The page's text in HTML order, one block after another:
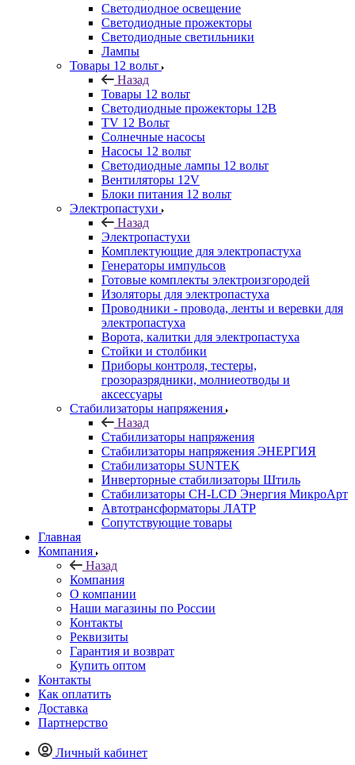
Светодиодное освещение
Светодиодные прожекторы
Светодиодные светильники
Лампы
Товары 12 вольт
Назад
Товары 12 вольт
Светодиодные прожекторы 12В
TV 12 Вольт
Солнечные насосы
Насосы 12 вольт
Светодиодные лампы 12 вольт
Вентиляторы 12V
Блоки питания 12 вольт
Электропастухи
Назад
Электропастухи
Комплектующие для электропастуха
Генераторы импульсов
Готовые комплекты электроизгородей
Изоляторы для электропастуха
Проводники - провода, ленты и веревки для
электропастуха
Ворота, калитки для электропастуха
Стойки и столбики
Приборы контроля, тестеры,
грозоразрядники, молниеотводы и
аксессуары
Стабилизаторы напряжения
Назад
Стабилизаторы напряжения
Стабилизаторы напряжения ЭНЕРГИЯ
Стабилизаторы SUNTEK
Инверторные стабилизаторы Штиль
Стабилизаторы СН-LCD Энepгия МикроАрт
Автотрансформаторы ЛАТР
Сопутствующие товары
Главная
Компания
Назад
Компания
О компании
Наши магазины по России
Контакты
Реквизиты
Гарантия и возврат
Купить оптом
Контакты
Как оплатить
Доставка
Партнерство
Личный кабинет